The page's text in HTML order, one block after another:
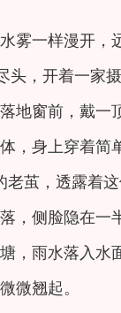
雾一样漫开
头，开着一家
地窗前，戴一
，身上穿着
茧，透露着
，侧脸隐在
，雨水落入水
微翘起。